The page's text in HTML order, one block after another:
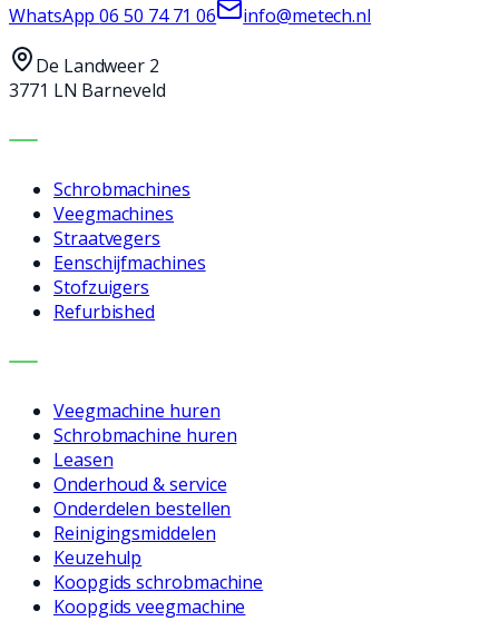
WhatsApp06 50 74 71 06 info@metech.nl
De Landweer 2
3771 LN Barneveld
MACHINES
Schrobmachines
Veegmachines
Straatvegers
Eenschijfmachines
Stofzuigers
Refurbished
DIENSTEN
Veegmachine huren
Schrobmachine huren
Leasen
Onderhoud & service
Onderdelen bestellen
Reinigingsmiddelen
Keuzehulp
Koopgids schrobmachine
Koopgids veegmachine